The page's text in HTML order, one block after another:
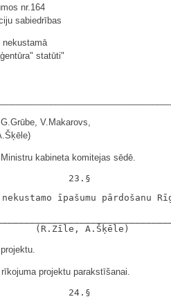
nr.164
sabiedrības
nekustamā
statūti"
V.Makarovs,
kabineta komitejas sēdē.
pārdošanu
projektu parakstīšanai.